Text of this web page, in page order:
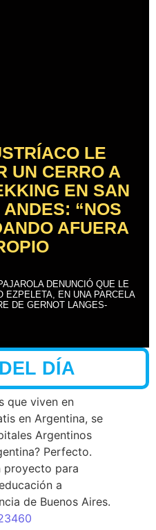
LE
UN CERRO A
EN SAN
“NOS
AFUERA
DENUNCIÓ QUE LE
EZPELETA, EN UNA PARCELA
DE GERNOT LANGES-
DÍA
que viven en
en Argentina, se
Argentinos
Perfecto.
proyecto para
a
de Buenos Aires.